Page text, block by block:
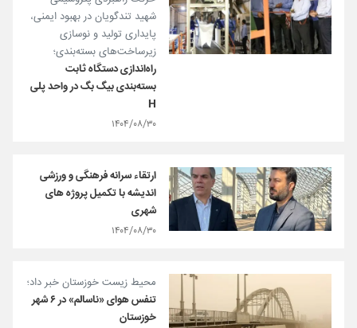
شهید تندگویان در بهبود ایمنی،
پایداری تولید و نوسازی
زیرساخت‌های بسته‌بندی؛
راه‌اندازی دستگاه ثابت
بسته‌بندی بیگ بگ در واحد پلی
H
۱۴۰۴/۰۸/۳۰
ارتقاء سرانه فرهنگی و ورزشی
اندیشه با تکمیل پروژه های
شهری
۱۴۰۴/۰۸/۳۰
محیط زیست خوزستان خبر داد؛
تنفس هوای «ناسالم» در ۶ شهر
خوزستان